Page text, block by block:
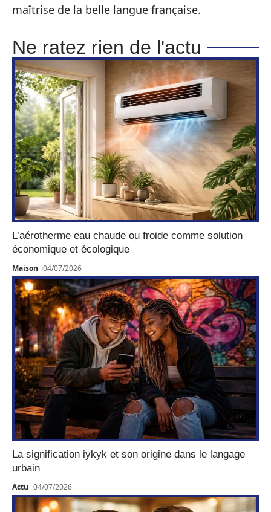
maîtrise de la belle langue française.
Ne ratez rien de l'actu
L’aérotherme eau chaude ou froide comme solution
économique et écologique
Maison 04/07/2026
La signification iykyk et son origine dans le langage
urbain
Actu 04/07/2026